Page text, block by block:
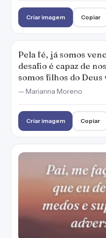
Criar imagem Copiar
Pela fé, já somos
desafio é capaz de
somos filhos do Deus
— Marianna Moreno
Criar imagem Copiar